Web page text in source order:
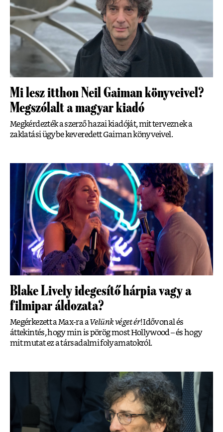
Mi lesz itthon Neil Gaiman könyveivel?
Megszólalt a magyar kiadó
Megkérdezték a szerző hazai kiadóját, mit terveznek a
zaklatási ügybe keveredett Gaiman könyveivel.
Blake Lively idegesítő hárpia vagy a
filmipar áldozata?
Megérkezett a Max-ra aVelünk véget ér! Idővonal és
áttekintés, hogy min is pörög most Hollywood – és hogy
mit mutat ez a társadalmi folyamatokról.